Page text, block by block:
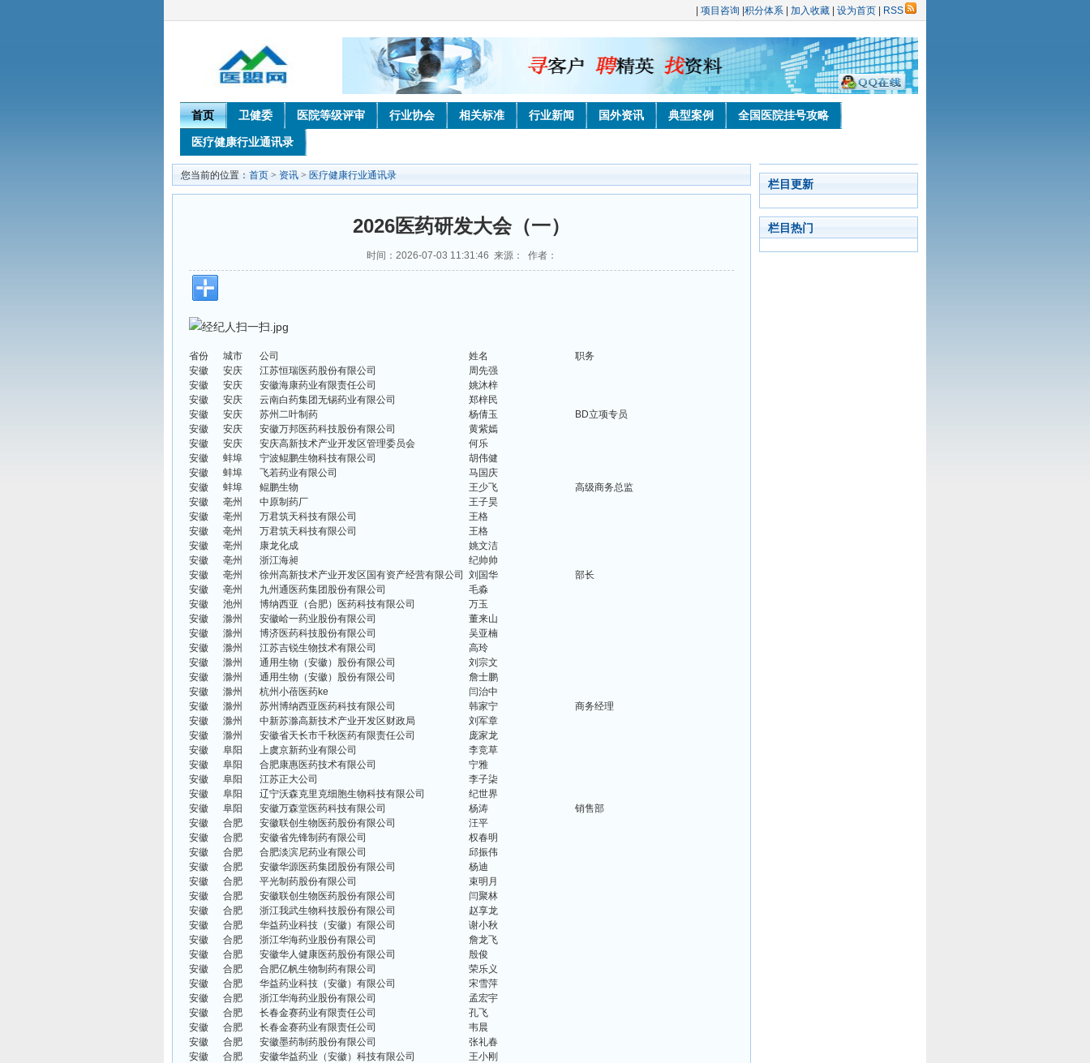
项目咨询 积分体系 加入收藏 设为首页 RSS
首页 卫健委 医院等级评审 行业协会 相关标准 行业新闻 国外资讯 典型案例 全国医院挂号攻略
医疗健康行业通讯录
您当前的位置： 首页 > 资讯 > 医疗健康行业通讯录
2026医药研发大会（一）
时间：2026-07-03 11:31:46 来源： 作者：
省份 城市 公司 姓名
职务
安徽
安庆 江苏恒瑞医药股份有限公司
周先强
安徽
安庆 安徽海康药业有限责任公司
姚沐梓
安徽
安庆 云南白药集团无锡药业有限公司
郑梓民
安徽
安庆 苏州二叶制药 杨倩玉
BD立项专员
安徽
安庆 安徽万邦医药科技股份有限公司
黄紫嫣
安徽
安庆 安庆高新技术产业开发区管理委员会
何乐
安徽
蚌埠 宁波鲲鹏生物科技有限公司
胡伟健
安徽
蚌埠 飞若药业有限公司
马国庆
安徽
蚌埠 鲲鹏生物 王少飞
高级商务总监
安徽
亳州 中原制药厂
王子昊
安徽
亳州 万君筑天科技有限公司
王格
安徽
亳州 万君筑天科技有限公司
王格
安徽
亳州 康龙化成
姚文洁
安徽
亳州 浙江海昶
纪帅帅
安徽
亳州 徐州高新技术产业开发区国有资产经营有限公司 刘国华
部长
安徽
亳州 九州通医药集团股份有限公司
毛淼
安徽
池州 博纳西亚（合肥）医药科技有限公司
万玉
安徽
滁州 安徽峆一药业股份有限公司
董来山
安徽
滁州 博济医药科技股份有限公司
吴亚楠
安徽
滁州 江苏吉锐生物技术有限公司
高玲
安徽
滁州 通用生物（安徽）股份有限公司
刘宗文
安徽
滁州 通用生物（安徽）股份有限公司
詹士鹏
安徽
滁州 杭州小蓓医药ke
闫治中
安徽
滁州 苏州博纳西亚医药科技有限公司 韩家宁
商务经理
安徽
滁州 中新苏滁高新技术产业开发区财政局
刘军章
安徽
滁州 安徽省天长市千秋医药有限责任公司
庞家龙
安徽
阜阳 上虞京新药业有限公司
李竞草
安徽
阜阳 合肥康惠医药技术有限公司
宁雅
安徽
阜阳 江苏正大公司
李子柒
安徽
阜阳 辽宁沃森克里克细胞生物科技有限公司
纪世界
安徽
阜阳 安徽万森堂医药科技有限公司 杨涛
销售部
安徽
合肥 安徽联创生物医药股份有限公司
汪平
安徽
合肥 安徽省先锋制药有限公司
权春明
安徽
合肥 合肥淡滨尼药业有限公司
邱振伟
安徽
合肥 安徽华源医药集团股份有限公司
杨迪
安徽
合肥 平光制药股份有限公司
束明月
安徽
合肥 安徽联创生物医药股份有限公司
闫聚林
安徽
合肥 浙江我武生物科技股份有限公司
赵享龙
安徽
合肥 华益药业科技（安徽）有限公司
谢小秋
安徽
合肥 浙江华海药业股份有限公司
詹龙飞
安徽
合肥 安徽华人健康医药股份有限公司
殷俊
安徽
合肥 合肥亿帆生物制药有限公司
荣乐义
安徽
合肥 华益药业科技（安徽）有限公司
宋雪萍
安徽
合肥 浙江华海药业股份有限公司
孟宏宇
安徽
合肥 长春金赛药业有限责任公司
孔飞
安徽
合肥 长春金赛药业有限责任公司
韦晨
安徽
合肥 安徽墨药制药股份有限公司
张礼春
安徽
合肥 安徽华益药业（安徽）科技有限公司
王小刚
栏目更新
栏目热门